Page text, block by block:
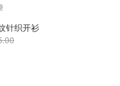
针织开衫